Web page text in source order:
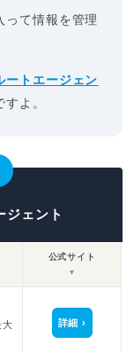
って情報を管理
ートエージェン
よ。
ジェント
公式サイト
▼
大
詳細